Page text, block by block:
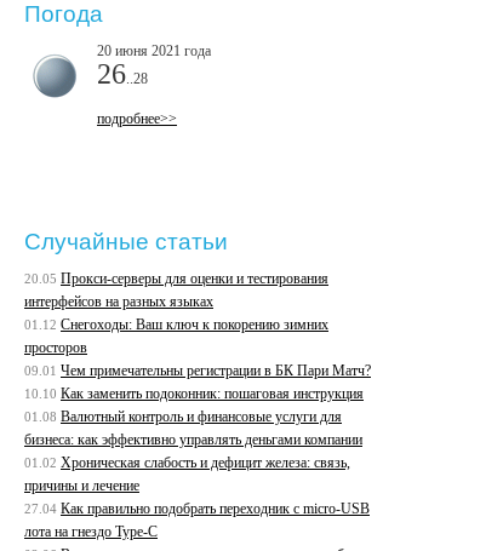
Погода
20 июня 2021 года
26 ..28
подробнее>>
Случайные статьи
20.05 Прокси-серверы для оценки и тестирования
интерфейсов на разных языках
01.12 Снегоходы: Ваш ключ к покорению зимних
просторов
09.01 Чем примечательны регистрации в БК Пари Матч?
10.10 Как заменить подоконник: пошаговая инструкция
01.08 Валютный контроль и финансовые услуги для
бизнеса: как эффективно управлять деньгами компании
01.02 Хроническая слабость и дефицит железа: связь,
причины и лечение
27.04 Как правильно подобрать переходник с micro-USB
лота на гнездо Type-C